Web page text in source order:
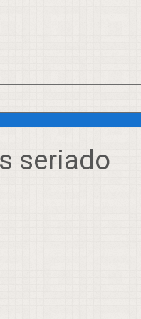
seriado